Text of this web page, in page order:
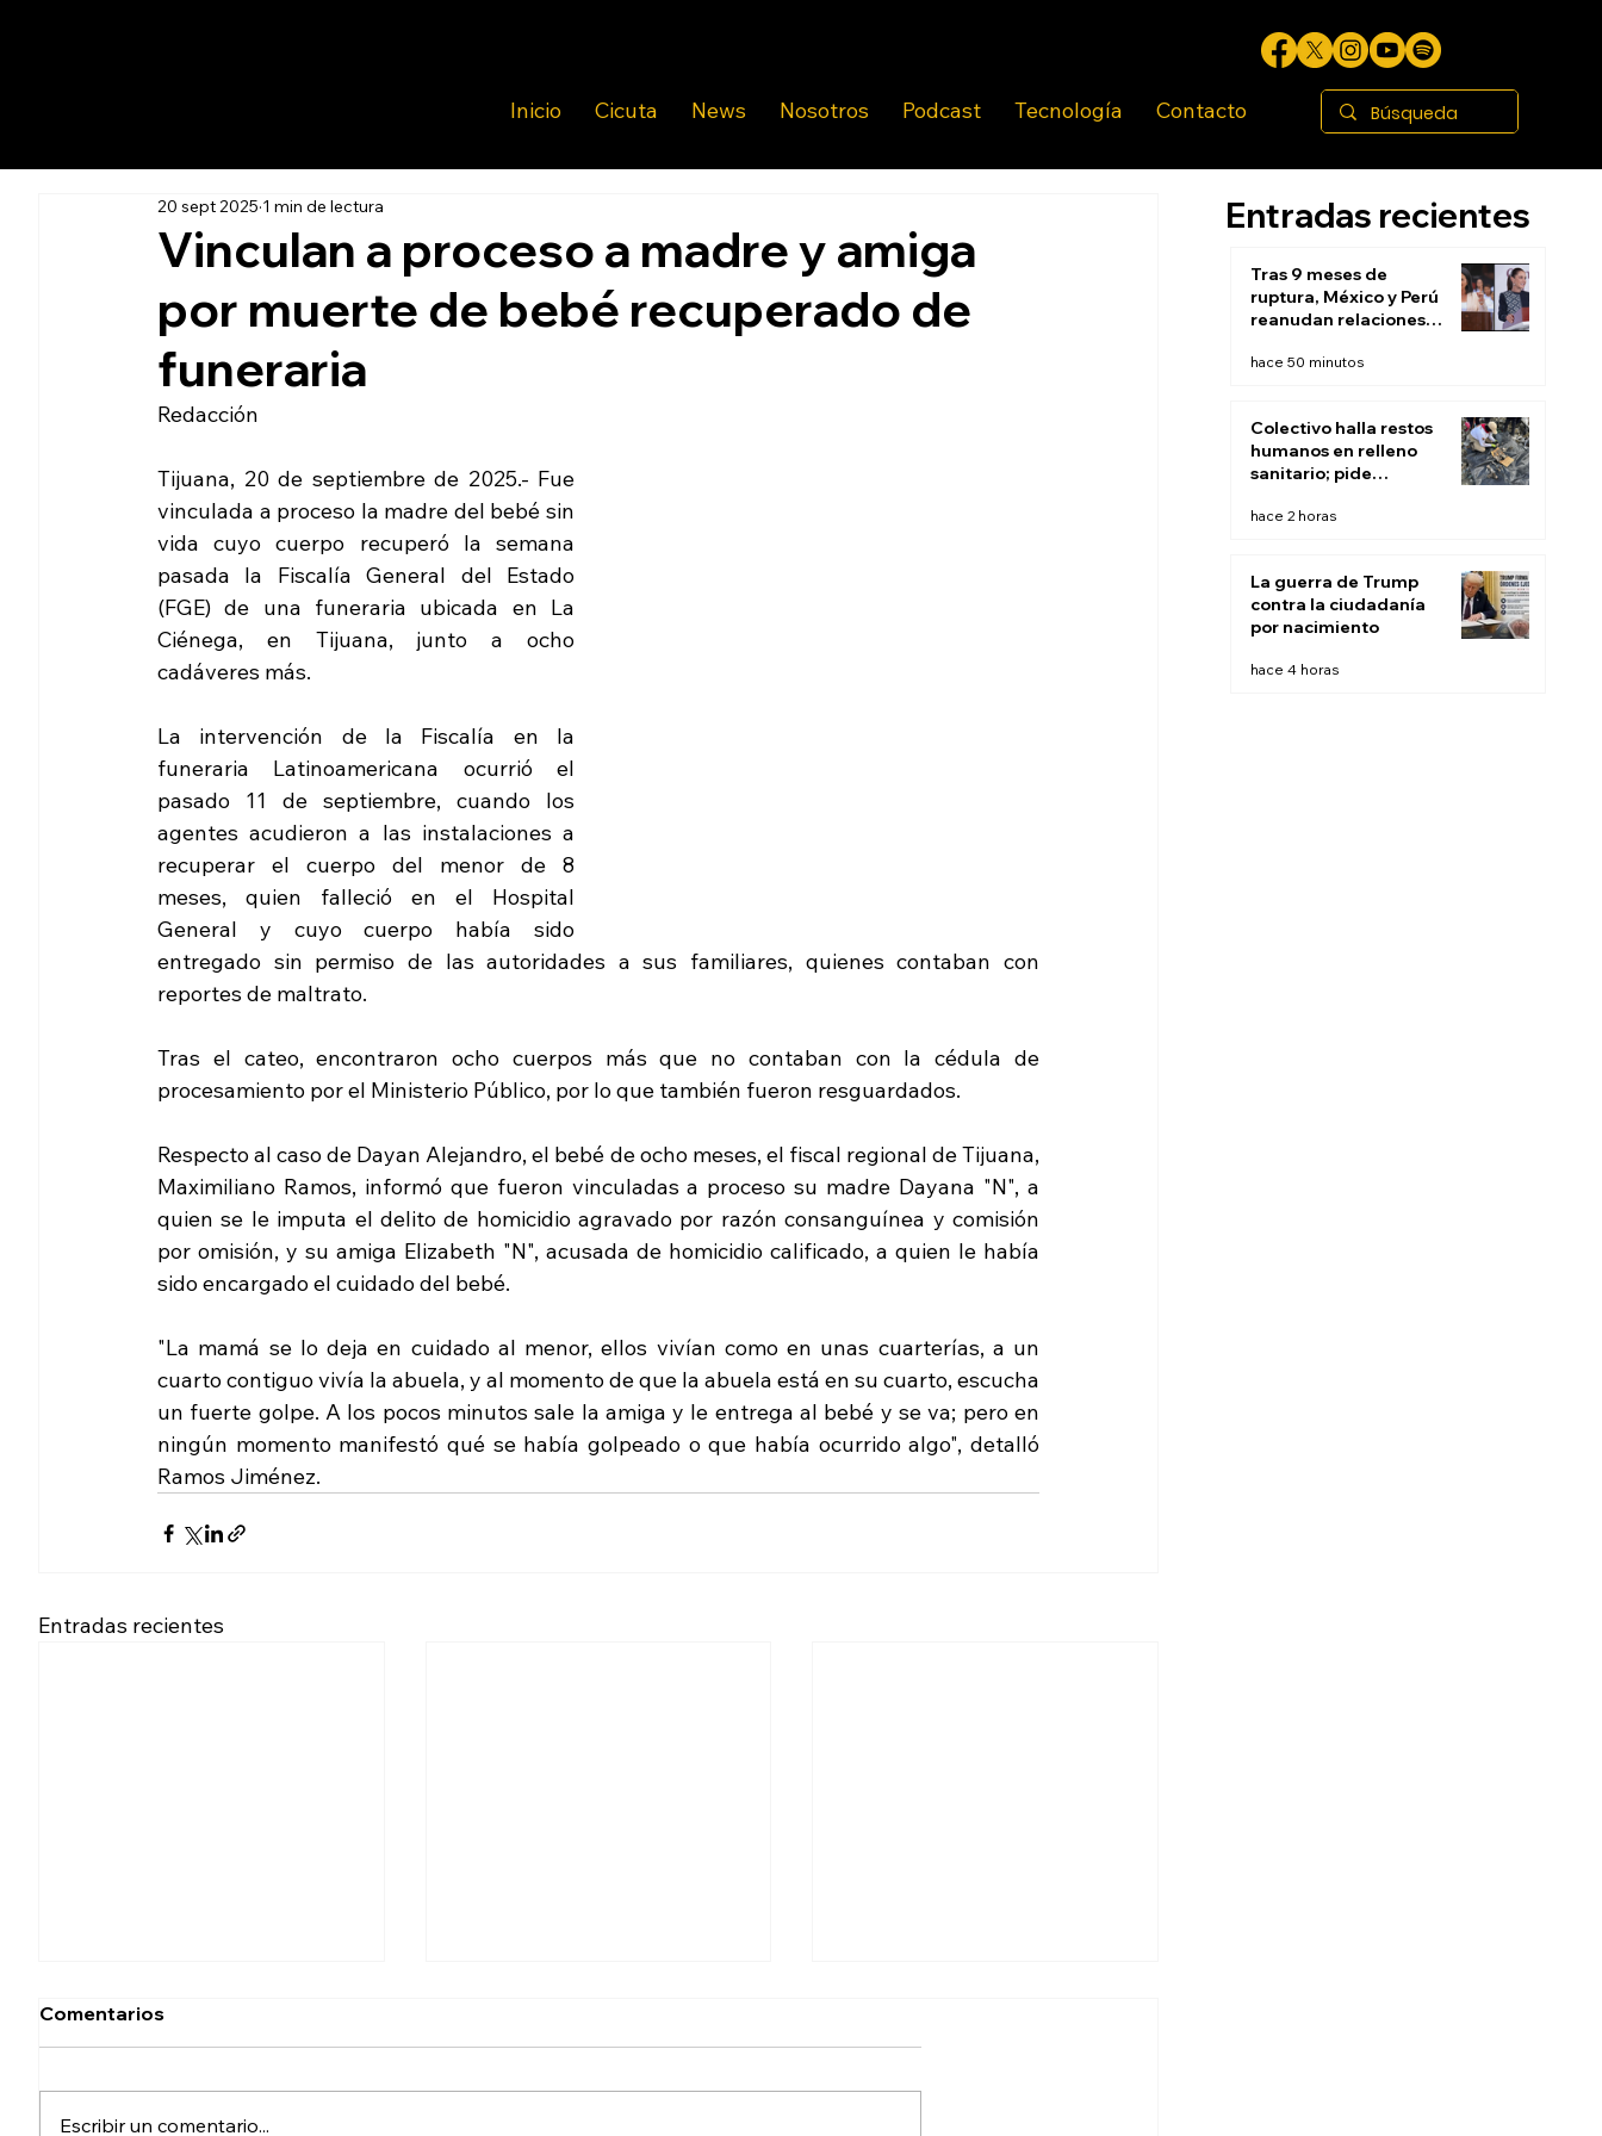
Inicio Cicuta News Nosotros Podcast Tecnología Contacto
Vinculan a proceso a madre y amiga
por muerte de bebé recuperado de
funeraria
20 sept 2025 1 min de lectura
Redacción
Tijuana, 20 de septiembre de 2025.- Fue
vinculada a proceso la madre del bebé sin
vida cuyo cuerpo recuperó la semana
pasada la Fiscalía General del Estado
(FGE) de una funeraria ubicada en La
Ciénega, en Tijuana, junto a ocho
cadáveres más.
La intervención de la Fiscalía en la
funeraria Latinoamericana ocurrió el
pasado 11 de septiembre, cuando los
agentes acudieron a las instalaciones a
recuperar el cuerpo del menor de 8
meses, quien falleció en el Hospital
General y cuyo cuerpo había sido
entregado sin permiso de las autoridades a sus familiares, quienes contaban con
reportes de maltrato.
Tras el cateo, encontraron ocho cuerpos más que no contaban con la cédula de
procesamiento por el Ministerio Público, por lo que también fueron resguardados.
Respecto al caso de Dayan Alejandro, el bebé de ocho meses, el fiscal regional de Tijuana,
Maximiliano Ramos, informó que fueron vinculadas a proceso su madre Dayana "N", a
quien se le imputa el delito de homicidio agravado por razón consanguínea y comisión
por omisión, y su amiga Elizabeth "N", acusada de homicidio calificado, a quien le había
sido encargado el cuidado del bebé.
"La mamá se lo deja en cuidado al menor, ellos vivían como en unas cuarterías, a un
cuarto contiguo vivía la abuela, y al momento de que la abuela está en su cuarto, escucha
un fuerte golpe. A los pocos minutos sale la amiga y le entrega al bebé y se va; pero en
ningún momento manifestó qué se había golpeado o que había ocurrido algo", detalló
Ramos Jiménez.
Entradas recientes
Comentarios
Escribir un comentario...
Entradas recientes
Tras 9 meses de
ruptura, México y Perú
reanudan relaciones
hace 50 minutos
Colectivo halla restos
humanos en relleno
sanitario; pide
para continuar
hace 2 horas
La guerra de Trump
contra la ciudadanía
por nacimiento
hace 4 horas